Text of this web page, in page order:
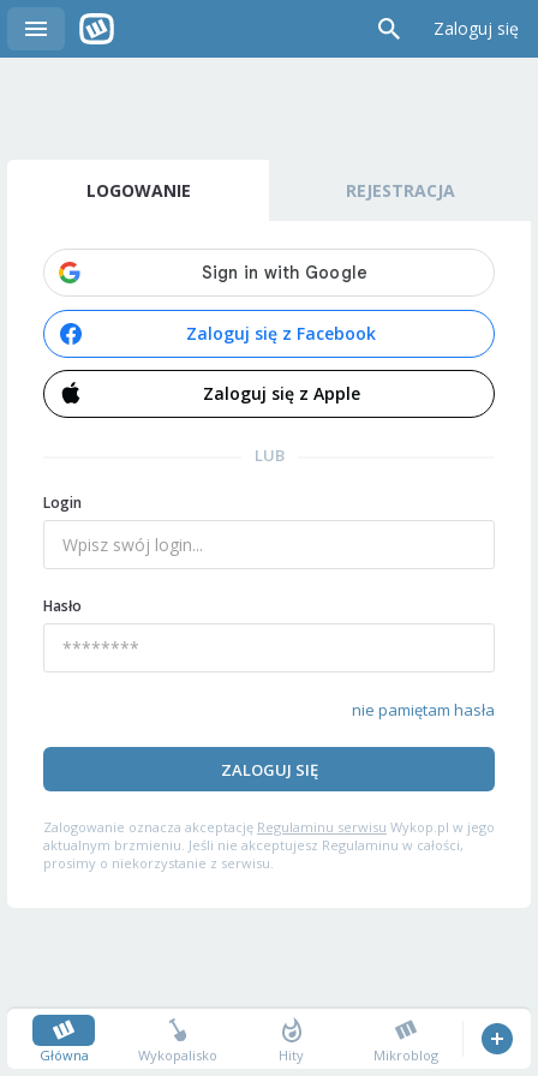
Zaloguj się
LOGOWANIE REJESTRACJA
Zaloguj się z Facebook
Zaloguj się z Apple
LUB
Login
Hasło
nie pamiętam hasła
ZALOGUJ SIĘ
Zalogowanie oznacza akceptację Regulaminu serwisu Wykop.pl w jego
aktualnym brzmieniu. Jeśli nie akceptujesz Regulaminu w całości,
prosimy o niekorzystanie z serwisu.
Główna Wykopalisko Hity Mikroblog